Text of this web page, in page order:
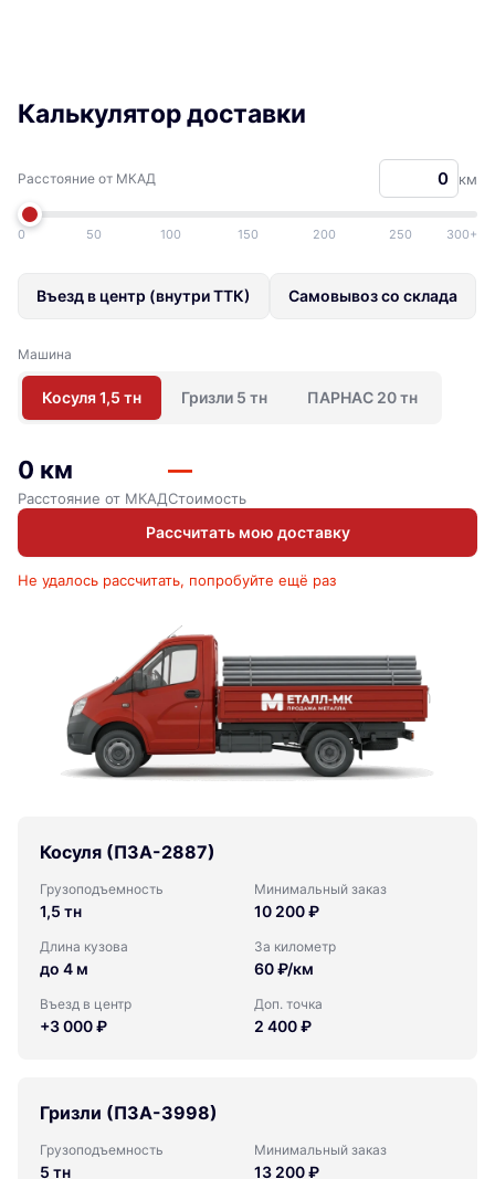
Калькулятор доставки
Расстояние от МКАД км
0 50 100 150 200 250 300+
Въезд в центр (внутри ТТК) Самовывоз со склада
Машина
Косуля 1,5 тн Гризли 5 тн ПАРНАС 20 тн
0 км
Расстояние от МКАД
—
Стоимость
Рассчитать мою доставку
Не удалось рассчитать, попробуйте ещё раз
Косуля (ПЗА-2887)
Грузоподъемность
1,5 тн
Минимальный заказ
10 200 ₽
Длина кузова
до 4 м
За километр
60 ₽/км
Въезд в центр
+3 000 ₽
Доп. точка
2 400 ₽
Гризли (ПЗА-3998)
Грузоподъемность
5 тн
Минимальный заказ
13 200 ₽